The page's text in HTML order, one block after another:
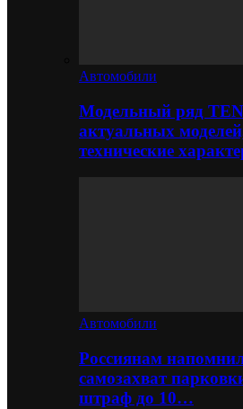
Автомобили
Модельный ряд
актуальных
технические
Автомобили
Россиянам
самозахват
штраф до 10…